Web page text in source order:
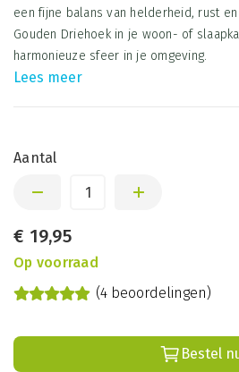
een fijne balans van helderheid, rust
Gouden Driehoek in je woon- of
harmonieuze sfeer in je omgeving.
Lees meer
Aantal
€ 19,95
Op voorraad
(4 beoordelingen)
Bestel